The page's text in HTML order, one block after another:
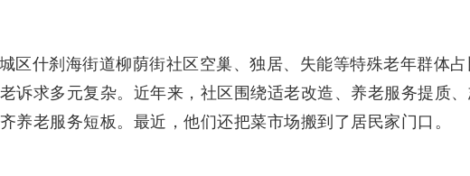
区什刹海街道柳荫街社区空巢、独居、失能等特殊老年群体
诉求多元复杂。近年来，社区围绕适老改造、养老服务提质、
养老服务短板。最近，他们还把菜市场搬到了居民家门口。